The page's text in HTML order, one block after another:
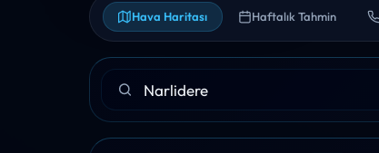
Hava Haritası Haftalık Tahmin